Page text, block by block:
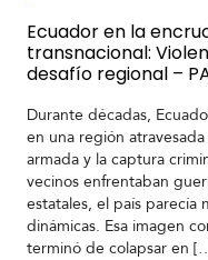
S
u
d
a
m
é
r
i
Ecuador en la
transnacional:
desafío regional –
Durante décadas,
en una región
armada y la captura
vecinos enfrentaban
estatales, el país parecía
dinámicas. Esa imagen
terminó de colapsar en